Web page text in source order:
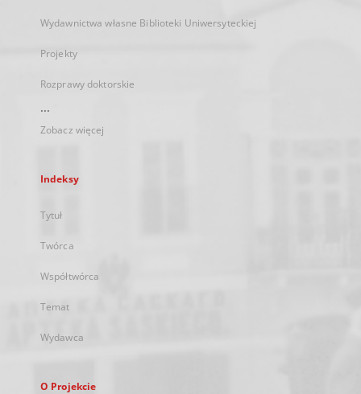
Wydawnictwa własne Biblioteki Uniwersyteckiej
Projekty
Rozprawy doktorskie
...
Zobacz więcej
Indeksy
Tytuł
Twórca
Współtwórca
Temat
Wydawca
O Projekcie